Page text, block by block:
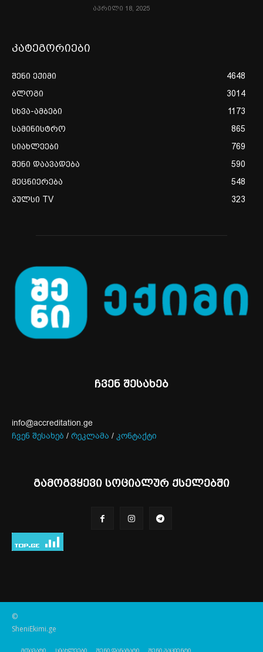
აპრილი 18, 2025
კატეგორიები
შენი ექიმი
4648
ბლოგი
3014
სხვა-ამბები
1173
სამინისტრო
865
სიახლეები
769
შენი დაავადება
590
მეცნიერება
548
პულსი TV
323
ჩვენ შესახებ
info@accreditation.ge
ჩვენ შესახებ / რეკლამა / კონტაქტი
გამოგვყევი სოციალურ ქსელებში
©
SheniEkimi.ge